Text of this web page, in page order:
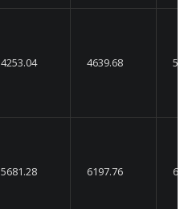
4253.04 4639.68
5681.28 6197.76